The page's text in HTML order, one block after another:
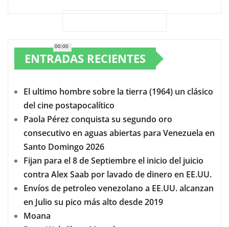
00:00
ENTRADAS RECIENTES
El ultimo hombre sobre la tierra (1964) un clásico
del cine postapocalítico
Paola Pérez conquista su segundo oro
consecutivo en aguas abiertas para Venezuela en
Santo Domingo 2026
Fijan para el 8 de Septiembre el inicio del juicio
contra Alex Saab por lavado de dinero en EE.UU.
Envíos de petroleo venezolano a EE.UU. alcanzan
en Julio su pico más alto desde 2019
Moana